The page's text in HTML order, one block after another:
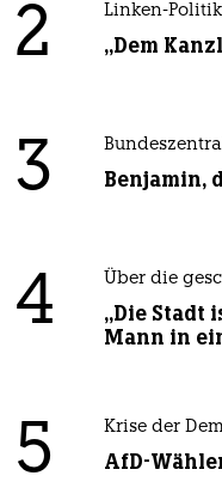
2 Linken-
„Dem
3 Benjamin,
4 Über die
„Die Stadt
Mann in
5 Krise der
AfD-